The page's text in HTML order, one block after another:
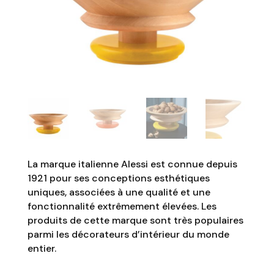
La marque italienne Alessi est connue depuis
1921 pour ses conceptions esthétiques
uniques, associées à une qualité et une
fonctionnalité extrêmement élevées. Les
produits de cette marque sont très populaires
parmi les décorateurs d’intérieur du monde
entier.